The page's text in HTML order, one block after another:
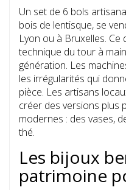
Un set de 6 bols
bois de lentisque, se
Lyon ou à Bruxelles. Ce
technique du tour à
génération. Les
les irrégularités qui
pièce. Les artisans
créer des versions plus
modernes : des vases,
thé.
Les bijoux
patrimoine